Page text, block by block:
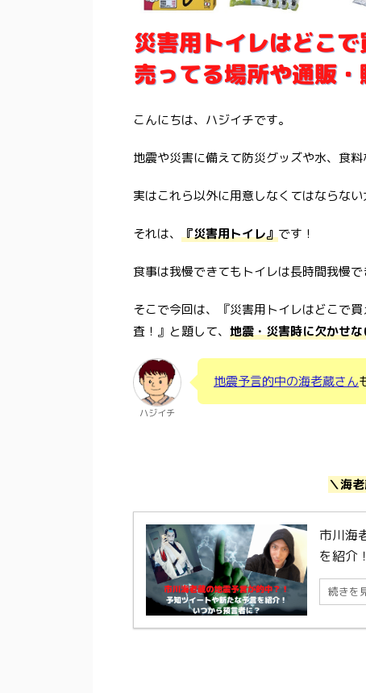
こんにちは、ハジイチです。
地震や災害に備えて防災グッズや水、食
実はこれら以外に用意しなくてはならない
それは、 『災害用トイレ』です！
食事は我慢できてもトイレは長時間我慢で
そこで今回は、『災害用トイレはどこで
査！』と題して、 地震・災害時に欠かせ
ハジイチ
地震予言的中の海老蔵さん
＼海
市川海
を紹介
続きを